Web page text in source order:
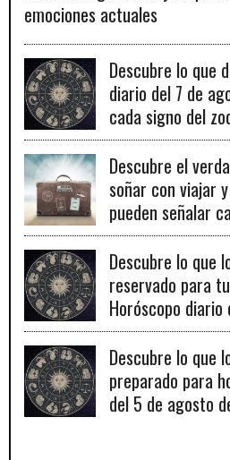
emociones actuales
Descubre lo que
diario del 7 de
cada signo del
para el éxito.
Descubre el
soñar con viajar
pueden señalar
en tu vida
Descubre lo que
reservado para
Horóscopo
2026
Descubre lo que
preparado para
del 5 de agosto